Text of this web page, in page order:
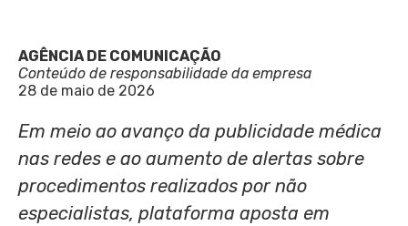
AGÊNCIA DE COMUNICAÇÃO
Conteúdo de responsabilidade da empresa
28 de maio de 2026
Em meio ao avanço da publicidade médica
nas redes e ao aumento de alertas sobre
procedimentos realizados por não
especialistas, plataforma aposta em